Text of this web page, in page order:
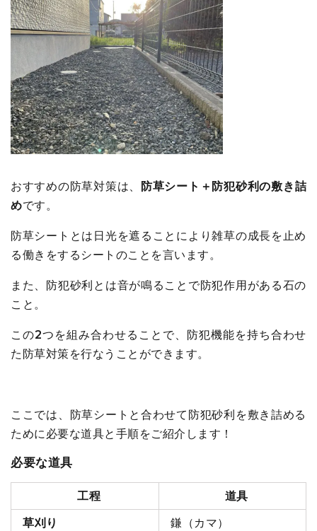
おすすめの防草対策は、
防草シート＋防犯砂利の敷き詰
めです。
防草シートとは日光を遮ることにより雑草の成長を止め
る働きをするシートのことを言います。
また、防犯砂利とは音が鳴ることで防犯作用がある石の
こと。
この2つを組み合わせることで、防犯機能を持ち合わせ
た防草対策を行なうことができます。
ここでは、防草シートと合わせて防犯砂利を敷き詰める
ために必要な道具と手順をご紹介します！
必要な道具
工程
道具
草刈り
鎌（カマ）